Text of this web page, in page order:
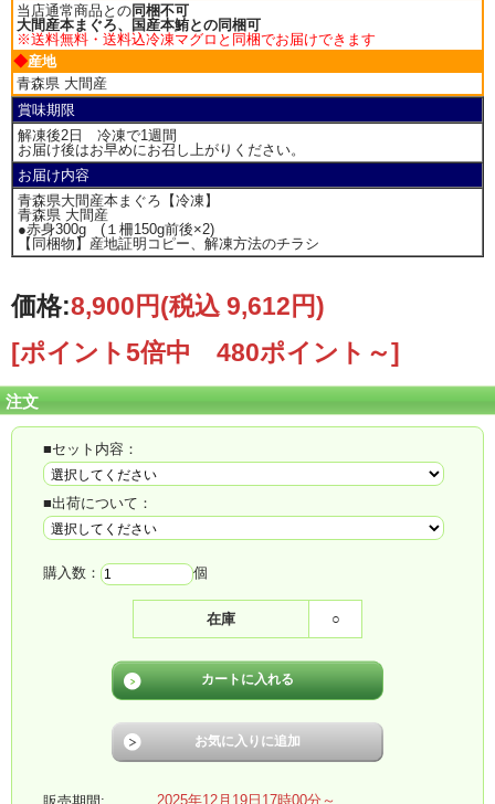
当店通常商品との同梱不可
大間産本まぐろ、国産本鮪との同梱可
※送料無料・送料込冷凍マグロと同梱でお届けできます
◆産地
青森県 大間産
賞味期限
解凍後2日 冷凍で1週間
お届け後はお早めにお召し上がりください。
お届け内容
青森県大間産本まぐろ【冷凍】
青森県 大間産
●赤身300g (１柵150g前後×2)
【同梱物】産地証明コピー、解凍方法のチラシ
価格:8,900円(税込 9,612円)
[ポイント5倍中 480ポイント～]
注文
■セット内容：
■出荷について：
購入数： 個
在庫 ○
2025年12月19日17時00分～